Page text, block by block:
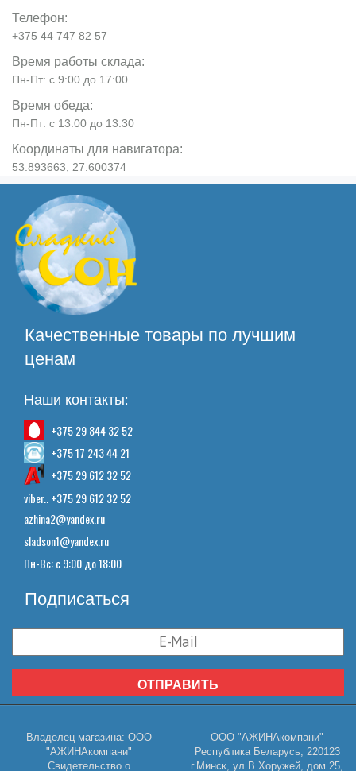
Телефон:
+375 44 747 82 57
Время работы склада:
Пн-Пт: с 9:00 до 17:00
Время обеда:
Пн-Пт: с 13:00 до 13:30
Координаты для навигатора:
53.893663, 27.600374
Качественные товары по лучшим
ценам
Наши контакты:
+375 29 844 32 52
+375 17 243 44 21
+375 29 612 32 52
viber.. +375 29 612 32 52
azhina2@yandex.ru
sladson1@yandex.ru
Пн-Вс: с 9:00 до 18:00
Подписаться
ОТПРАВИТЬ
Владелец магазина: ООО
"АЖИНАкомпани"
Свидетельство о
ООО "АЖИНАкомпани"
Республика Беларусь, 220123
г.Минск, ул.В.Хоружей, дом 25,